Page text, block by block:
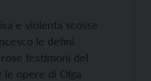
e violenta scosse
le definì
testimoni del
le opere di Olga